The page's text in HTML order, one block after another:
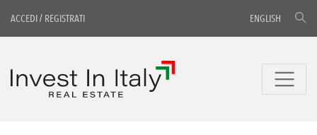
ACCEDI/ REGISTRATI ENGLISH